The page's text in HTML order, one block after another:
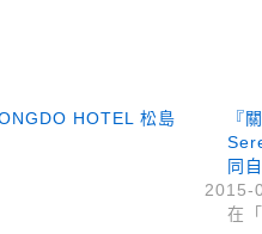
HOTEL 松島
『
同
2015-
在